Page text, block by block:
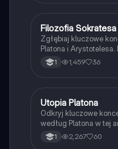
człowieka.
Język polski
Filozofia
Zgłębiaj kluczowe
Platona i
jak kalokagatia,
Notatka zawiera
1 1,459 36
Język polski
Utopia Platona
Odkryj kluczowe
według Platona w tej
Zawiera omówienie
społeczeństwa oraz
1 2,267 60